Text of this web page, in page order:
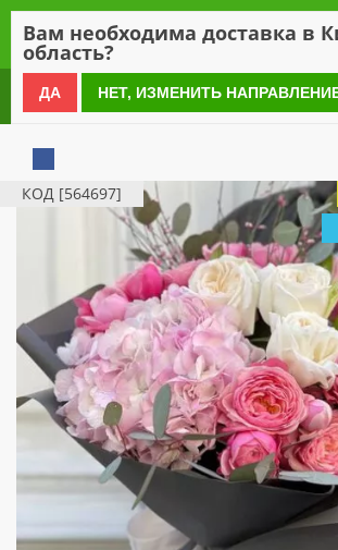
0 800 21 54 55
КОД [564697]
Вам необходима доставка в
область?
ДА НЕТ, ИЗМЕНИТЬ